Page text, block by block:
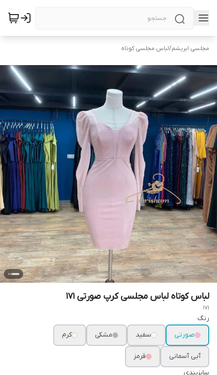
مجلسی ابریشم/لباس مجلسی کوتاه
لباس کوتاه لباس مجلسی کرپ صورتی ۱۷۱
171
رنگ
صورتی
سفید مشکی کرم
آبی آسمانی
قرمز
سایزبندی